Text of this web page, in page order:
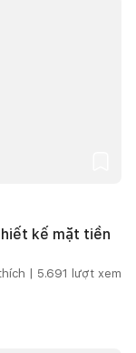
kế mặt tiền
| 5.691 lượt xem